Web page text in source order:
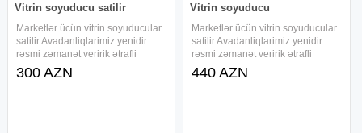
Vitrin soyuducu satilir
Marketlər ücün vitrin soyuducular
satilir Avadanliqlarimiz yenidir
rəsmi zəmanət veririk ətrafli
məlumat ücün əlaqə saxlayin
unvanimiza yaxinlaşib
300 AZN
Vitrin soyuducu
Marketlər ücün vitrin soyuducular
satilir Avadanliqlarimiz yenidir
rəsmi zəmanət veririk ətrafli
məlumat ücün əlaqə saxlayin
unvanimiza yaxinlaşib
440 AZN